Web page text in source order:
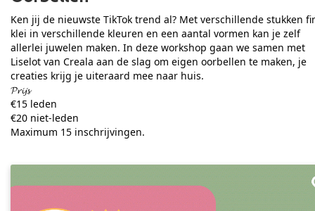
Ken jij de nieuwste TikTok trend al? Met verschillende stukken
klei in verschillende kleuren en een aantal vormen kan je zelf
allerlei juwelen maken. In deze workshop gaan we samen met
Liselot van Creala aan de slag om eigen oorbellen te maken, je
creaties krijg je uiteraard mee naar huis.
𝓟𝓻𝓲𝓳𝓼
€15 leden
€20 niet-leden
Maximum 15 inschrijvingen.